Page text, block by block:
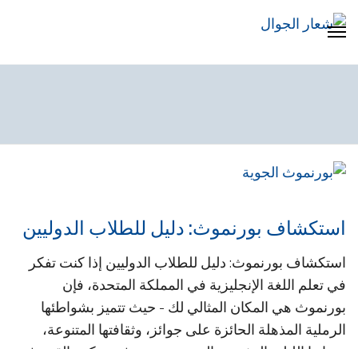
استكشاف بورنموث: دليل للطلاب الدوليين
استكشاف بورنموث: دليل للطلاب الدوليين إذا كنت تفكر
في تعلم اللغة الإنجليزية في المملكة المتحدة، فإن
بورنموث هي المكان المثالي لك - حيث تتميز بشواطئها
الرملية المذهلة الحائزة على جوائز، وثقافتها المتنوعة،